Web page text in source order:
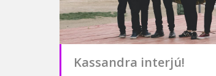
Kassandra interjú!